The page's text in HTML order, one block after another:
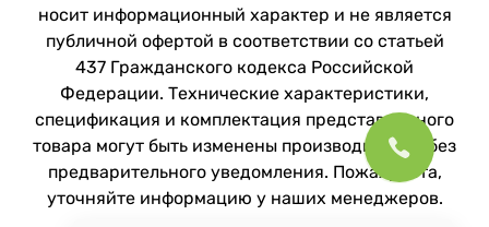
носит информационный характер и не является
публичной офертой в соответствии со статьей
437 Гражданского кодекса Российской
Федерации. Технические характеристики,
спецификация и комплектация представленного
товара могут быть изменены производителем без
предварительного уведомления. Пожалуйста,
уточняйте информацию у наших менеджеров.